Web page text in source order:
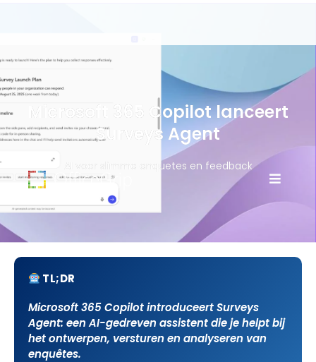
Microsoft 365 Copilot lanceert
Surveys Agent
AI voor slimme enquetes en feedback
TL;DR
Microsoft 365 Copilot introduceert Surveys
Agent: een AI-gedreven assistent die je helpt bij
het ontwerpen, versturen en analyseren van
enquêtes.